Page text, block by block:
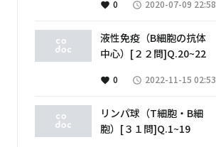
favorite 0 access_time 2020-07-09 22:58
液性免疫（B細胞の抗体
中心）[２２問]Q.20~22
favorite 0 access_time 2022-11-15 02:53
リンパ球（T細胞・B細
胞）[３１問]Q.1~19